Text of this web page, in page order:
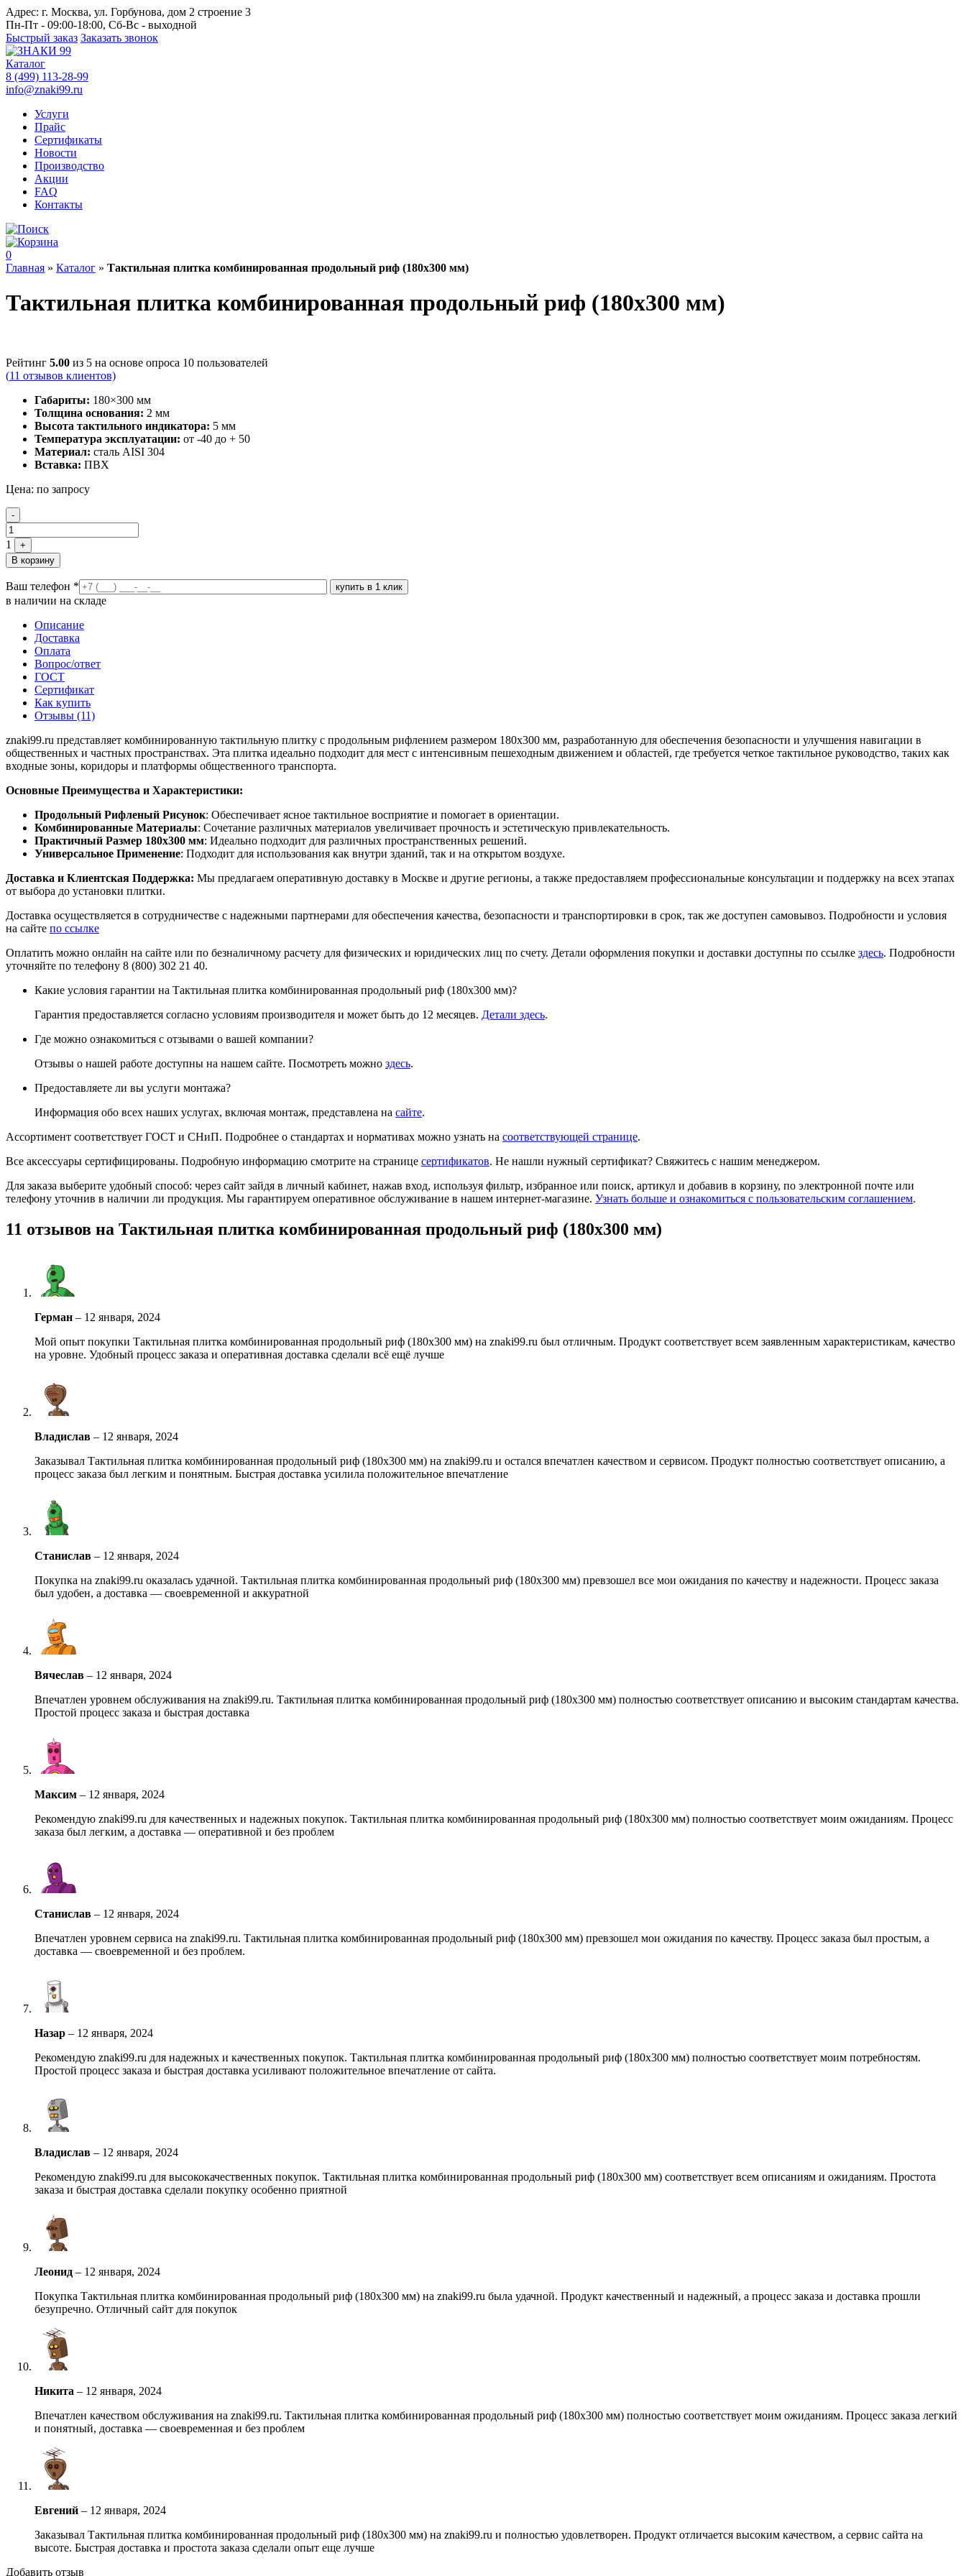
Адрес: г. Москва, ул. Горбунова, дом 2 строение 3
Пн-Пт - 09:00-18:00, Сб-Вс - выходной
Быстрый заказ Заказать звонок
Каталог
8 (499) 113-28-99
info@znaki99.ru
Услуги
Прайс
Сертификаты
Новости
Производство
Акции
FAQ
Контакты
0
Главная » Каталог » Тактильная плитка комбинированная продольный риф (180х300 мм)
Тактильная плитка комбинированная продольный риф (180х300 мм)
Рейтинг 5.00 из 5 на основе опроса 10 пользователей
(11 отзывов клиентов)
Габариты: 180×300 мм
Толщина основания: 2 мм
Высота тактильного индикатора: 5 мм
Температура эксплуатации: от -40 до + 50
Материал: сталь AISI 304
Вставка: ПВХ
Цена: по запросу
Quantity
-
1
+
В корзину
Ваш телефон *
в наличии на складе
Описание
Доставка
Оплата
Вопрос/ответ
ГОСТ
Сертификат
Как купить
Отзывы (11)
znaki99.ru представляет комбинированную тактильную плитку с продольным рифлением размером 180х300 мм, разработанную для обеспечения безопасности и улучшения навигации в
общественных и частных пространствах. Эта плитка идеально подходит для мест с интенсивным пешеходным движением и областей, где требуется четкое тактильное руководство, таких как
входные зоны, коридоры и платформы общественного транспорта.
Основные Преимущества и Характеристики:
Продольный Рифленый Рисунок: Обеспечивает ясное тактильное восприятие и помогает в ориентации.
Комбинированные Материалы: Сочетание различных материалов увеличивает прочность и эстетическую привлекательность.
Практичный Размер 180х300 мм: Идеально подходит для различных пространственных решений.
Универсальное Применение: Подходит для использования как внутри зданий, так и на открытом воздухе.
Доставка и Клиентская Поддержка: Мы предлагаем оперативную доставку в Москве и другие регионы, а также предоставляем профессиональные консультации и поддержку на всех этапах
от выбора до установки плитки.
Доставка осуществляется в сотрудничестве с надежными партнерами для обеспечения качества, безопасности и транспортировки в срок, так же доступен самовывоз. Подробности и условия
на сайте по ссылке
Оплатить можно онлайн на сайте или по безналичному расчету для физических и юридических лиц по счету. Детали оформления покупки и доставки доступны по ссылке здесь. Подробности
уточняйте по телефону 8 (800) 302 21 40.
Какие условия гарантии на Тактильная плитка комбинированная продольный риф (180х300 мм)?
Гарантия предоставляется согласно условиям производителя и может быть до 12 месяцев. Детали здесь.
Где можно ознакомиться с отзывами о вашей компании?
Отзывы о нашей работе доступны на нашем сайте. Посмотреть можно здесь.
Предоставляете ли вы услуги монтажа?
Информация обо всех наших услугах, включая монтаж, представлена на сайте.
Ассортимент соответствует ГОСТ и СНиП. Подробнее о стандартах и нормативах можно узнать на соответствующей странице.
Все аксессуары сертифицированы. Подробную информацию смотрите на странице сертификатов. Не нашли нужный сертификат? Свяжитесь с нашим менеджером.
Для заказа выберите удобный способ: через сайт зайдя в личный кабинет, нажав вход, используя фильтр, избранное или поиск, артикул и добавив в корзину, по электронной почте или
телефону уточнив в наличии ли продукция. Мы гарантируем оперативное обслуживание в нашем интернет-магазине. Узнать больше и ознакомиться с пользовательским соглашением.
11 отзывов на Тактильная плитка комбинированная продольный риф (180х300 мм)
Герман – 12 января, 2024
Мой опыт покупки Тактильная плитка комбинированная продольный риф (180х300 мм) на znaki99.ru был отличным. Продукт соответствует всем заявленным характеристикам, качество
на уровне. Удобный процесс заказа и оперативная доставка сделали всё ещё лучше
Владислав – 12 января, 2024
Заказывал Тактильная плитка комбинированная продольный риф (180х300 мм) на znaki99.ru и остался впечатлен качеством и сервисом. Продукт полностью соответствует описанию, а
процесс заказа был легким и понятным. Быстрая доставка усилила положительное впечатление
Станислав – 12 января, 2024
Покупка на znaki99.ru оказалась удачной. Тактильная плитка комбинированная продольный риф (180х300 мм) превзошел все мои ожидания по качеству и надежности. Процесс заказа
был удобен, а доставка — своевременной и аккуратной
Вячеслав – 12 января, 2024
Впечатлен уровнем обслуживания на znaki99.ru. Тактильная плитка комбинированная продольный риф (180х300 мм) полностью соответствует описанию и высоким стандартам качества.
Простой процесс заказа и быстрая доставка
Максим – 12 января, 2024
Рекомендую znaki99.ru для качественных и надежных покупок. Тактильная плитка комбинированная продольный риф (180х300 мм) полностью соответствует моим ожиданиям. Процесс
заказа был легким, а доставка — оперативной и без проблем
Станислав – 12 января, 2024
Впечатлен уровнем сервиса на znaki99.ru. Тактильная плитка комбинированная продольный риф (180х300 мм) превзошел мои ожидания по качеству. Процесс заказа был простым, а
доставка — своевременной и без проблем.
Назар – 12 января, 2024
Рекомендую znaki99.ru для надежных и качественных покупок. Тактильная плитка комбинированная продольный риф (180х300 мм) полностью соответствует моим потребностям.
Простой процесс заказа и быстрая доставка усиливают положительное впечатление от сайта.
Владислав – 12 января, 2024
Рекомендую znaki99.ru для высококачественных покупок. Тактильная плитка комбинированная продольный риф (180х300 мм) соответствует всем описаниям и ожиданиям. Простота
заказа и быстрая доставка сделали покупку особенно приятной
Леонид – 12 января, 2024
Покупка Тактильная плитка комбинированная продольный риф (180х300 мм) на znaki99.ru была удачной. Продукт качественный и надежный, а процесс заказа и доставка прошли
безупречно. Отличный сайт для покупок
Никита – 12 января, 2024
Впечатлен качеством обслуживания на znaki99.ru. Тактильная плитка комбинированная продольный риф (180х300 мм) полностью соответствует моим ожиданиям. Процесс заказа легкий
и понятный, доставка — своевременная и без проблем
Евгений – 12 января, 2024
Заказывал Тактильная плитка комбинированная продольный риф (180х300 мм) на znaki99.ru и полностью удовлетворен. Продукт отличается высоким качеством, а сервис сайта на
высоте. Быстрая доставка и простота заказа сделали опыт еще лучше
Добавить отзыв